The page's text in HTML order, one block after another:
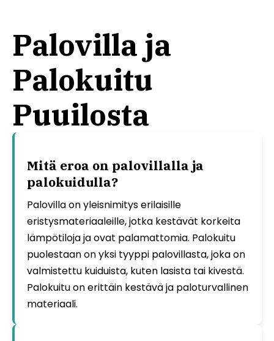
Palovilla ja
Palokuitu
Puuilosta
Mitä eroa on palovillalla ja
palokuidulla?
Palovilla on yleisnimitys erilaisille
eristysmateriaaleille, jotka kestävät korkeita
lämpötiloja ja ovat palamattomia. Palokuitu
puolestaan on yksi tyyppi palovillasta, joka on
valmistettu kuiduista, kuten lasista tai kivestä.
Palokuitu on erittäin kestävä ja paloturvallinen
materiaali.